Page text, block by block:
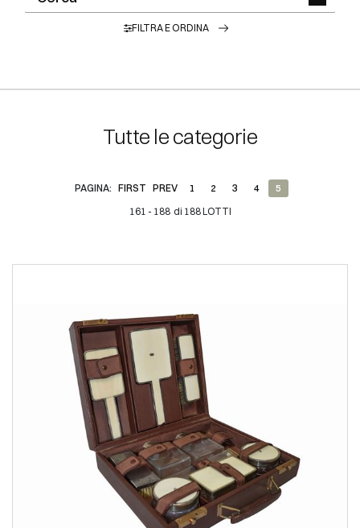
FILTRA E ORDINA
Tutte le categorie
161 - 188 di 188 LOTTI
PAGINA: FIRST PREV 1 2 3 4 5